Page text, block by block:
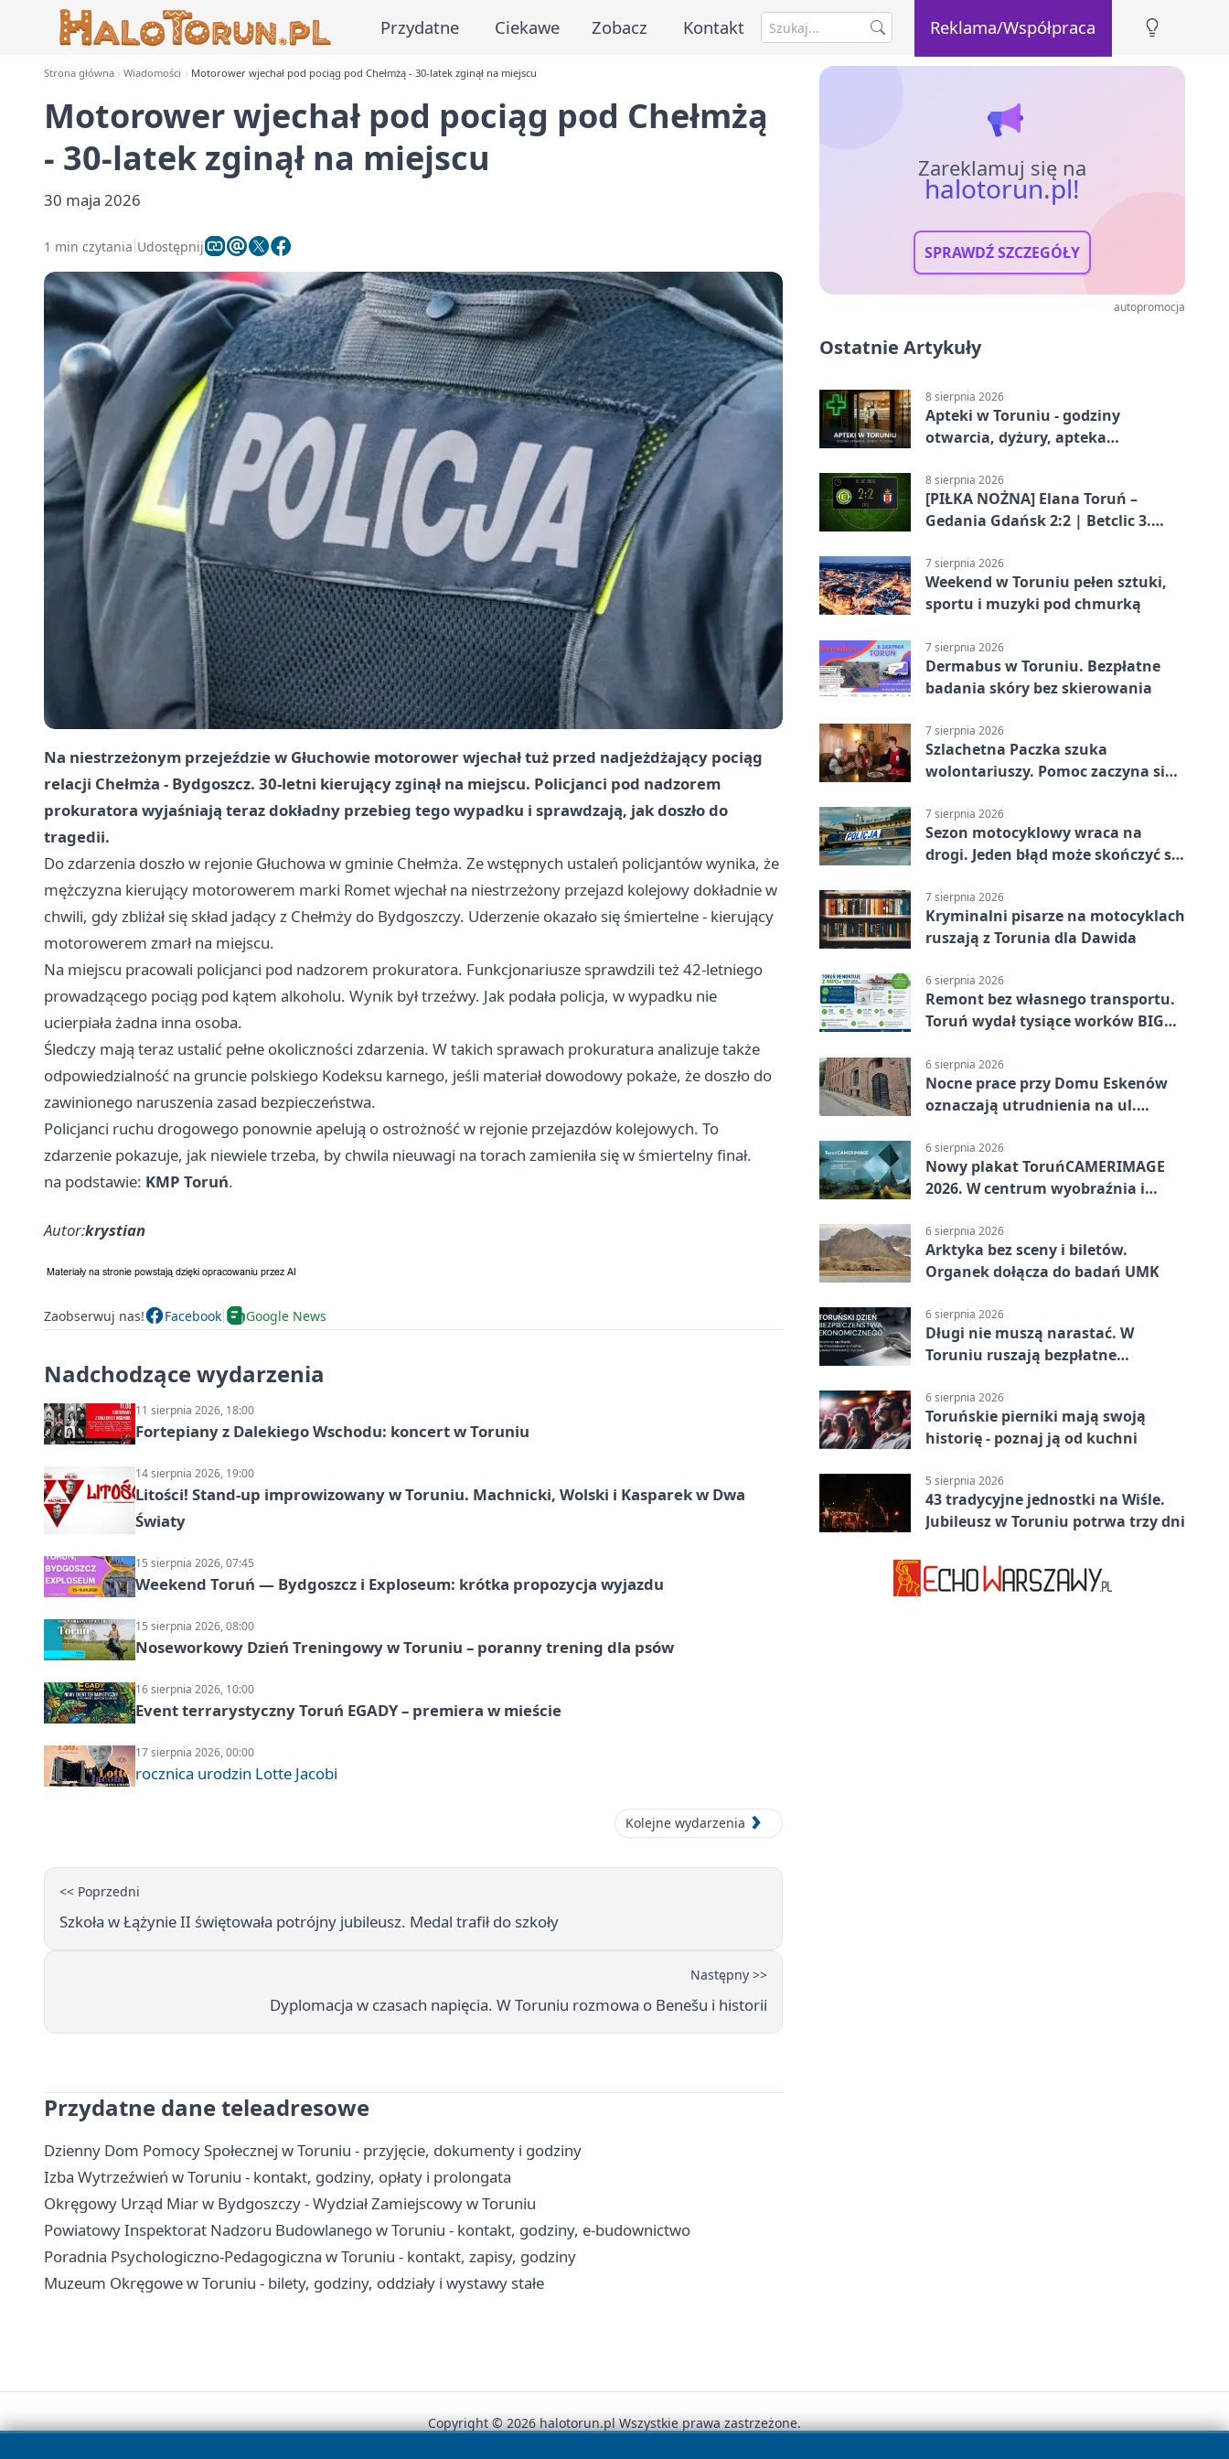
Przydatne Ciekawe Zobacz Kontakt Reklama/Współpraca
Strona główna Wiadomości Motorower wjechał pod pociąg pod Chełmżą - 30-latek zginął na miejscu
Motorower wjechał pod pociąg pod Chełmżą
- 30-latek zginął na miejscu
30 maja 2026
1 min czytania Udostępnij
Na niestrzeżonym przejeździe w Głuchowie motorower wjechał tuż przed nadjeżdżający pociąg
relacji Chełmża - Bydgoszcz. 30-letni kierujący zginął na miejscu. Policjanci pod nadzorem
prokuratora wyjaśniają teraz dokładny przebieg tego wypadku i sprawdzają, jak doszło do
tragedii.
Do zdarzenia doszło w rejonie Głuchowa w gminie Chełmża. Ze wstępnych ustaleń policjantów wynika, że
mężczyzna kierujący motorowerem marki Romet wjechał na niestrzeżony przejazd kolejowy dokładnie w
chwili, gdy zbliżał się skład jadący z Chełmży do Bydgoszczy. Uderzenie okazało się śmiertelne - kierujący
motorowerem zmarł na miejscu.
Na miejscu pracowali policjanci pod nadzorem prokuratora. Funkcjonariusze sprawdzili też 42-letniego
prowadzącego pociąg pod kątem alkoholu. Wynik był trzeźwy. Jak podała policja, w wypadku nie
ucierpiała żadna inna osoba.
Śledczy mają teraz ustalić pełne okoliczności zdarzenia. W takich sprawach prokuratura analizuje także
odpowiedzialność na gruncie polskiego Kodeksu karnego, jeśli materiał dowodowy pokaże, że doszło do
zawinionego naruszenia zasad bezpieczeństwa.
Policjanci ruchu drogowego ponownie apelują o ostrożność w rejonie przejazdów kolejowych. To
zdarzenie pokazuje, jak niewiele trzeba, by chwila nieuwagi na torach zamieniła się w śmiertelny finał.
na podstawie: KMP Toruń.
Autor:krystian
Zaobserwuj nas! Facebook Google News
Nadchodzące wydarzenia
11 sierpnia 2026, 18:00
Fortepiany z Dalekiego Wschodu: koncert w Toruniu
14 sierpnia 2026, 19:00
Litości! Stand-up improwizowany w Toruniu. Machnicki, Wolski i Kasparek w Dwa
Światy
15 sierpnia 2026, 07:45
Weekend Toruń — Bydgoszcz i Exploseum: krótka propozycja wyjazdu
15 sierpnia 2026, 08:00
Noseworkowy Dzień Treningowy w Toruniu – poranny trening dla psów
16 sierpnia 2026, 10:00
Event terrarystyczny Toruń EGADY – premiera w mieście
17 sierpnia 2026, 00:00
rocznica urodzin Lotte Jacobi
Kolejne wydarzenia
<< Poprzedni
Szkoła w Łążynie II świętowała potrójny jubileusz. Medal trafił do szkoły
Następny >>
Dyplomacja w czasach napięcia. W Toruniu rozmowa o Benešu i historii
Przydatne dane teleadresowe
Dzienny Dom Pomocy Społecznej w Toruniu - przyjęcie, dokumenty i godziny
Izba Wytrzeźwień w Toruniu - kontakt, godziny, opłaty i prolongata
Okręgowy Urząd Miar w Bydgoszczy - Wydział Zamiejscowy w Toruniu
Powiatowy Inspektorat Nadzoru Budowlanego w Toruniu - kontakt, godziny, e-budownictwo
Poradnia Psychologiczno-Pedagogiczna w Toruniu - kontakt, zapisy, godziny
Muzeum Okręgowe w Toruniu - bilety, godziny, oddziały i wystawy stałe
Zareklamuj się na
halotorun.pl!
SPRAWDŹ SZCZEGÓŁY
autopromocja
Ostatnie Artykuły
8 sierpnia 2026
Apteki w Toruniu - godziny
otwarcia, dyżury, apteka
8 sierpnia 2026
[PIŁKA NOŻNA] Elana Toruń –
Gedania Gdańsk 2:2 | Betclic 3.
7 sierpnia 2026
Weekend w Toruniu pełen sztuki,
sportu i muzyki pod chmurką
7 sierpnia 2026
Dermabus w Toruniu. Bezpłatne
badania skóry bez skierowania
7 sierpnia 2026
Szlachetna Paczka szuka
wolontariuszy. Pomoc zaczyna się
7 sierpnia 2026
Sezon motocyklowy wraca na
drogi. Jeden błąd może skończyć się
7 sierpnia 2026
Kryminalni pisarze na motocyklach
ruszają z Torunia dla Dawida
6 sierpnia 2026
Remont bez własnego transportu.
Toruń wydał tysiące worków BIG
6 sierpnia 2026
Nocne prace przy Domu Eskenów
oznaczają utrudnienia na ul.
6 sierpnia 2026
Nowy plakat ToruńCAMERIMAGE
2026. W centrum wyobraźnia i
6 sierpnia 2026
Arktyka bez sceny i biletów.
Organek dołącza do badań UMK
6 sierpnia 2026
Długi nie muszą narastać. W
Toruniu ruszają bezpłatne
6 sierpnia 2026
Toruńskie pierniki mają swoją
historię - poznaj ją od kuchni
5 sierpnia 2026
43 tradycyjne jednostki na Wiśle.
Jubileusz w Toruniu potrwa trzy dni
Copyright © 2026 halotorun.pl Wszystkie prawa zastrzeżone.